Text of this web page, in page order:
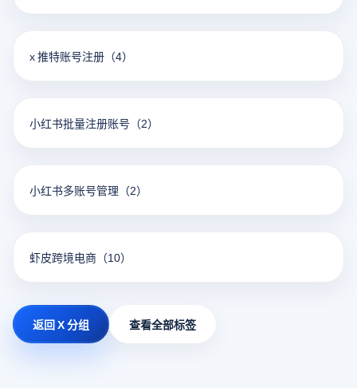
x 推特账号注册 （4）
小红书批量注册账号 （2）
小红书多账号管理 （2）
虾皮跨境电商 （10）
返回 X 分组 查看全部标签